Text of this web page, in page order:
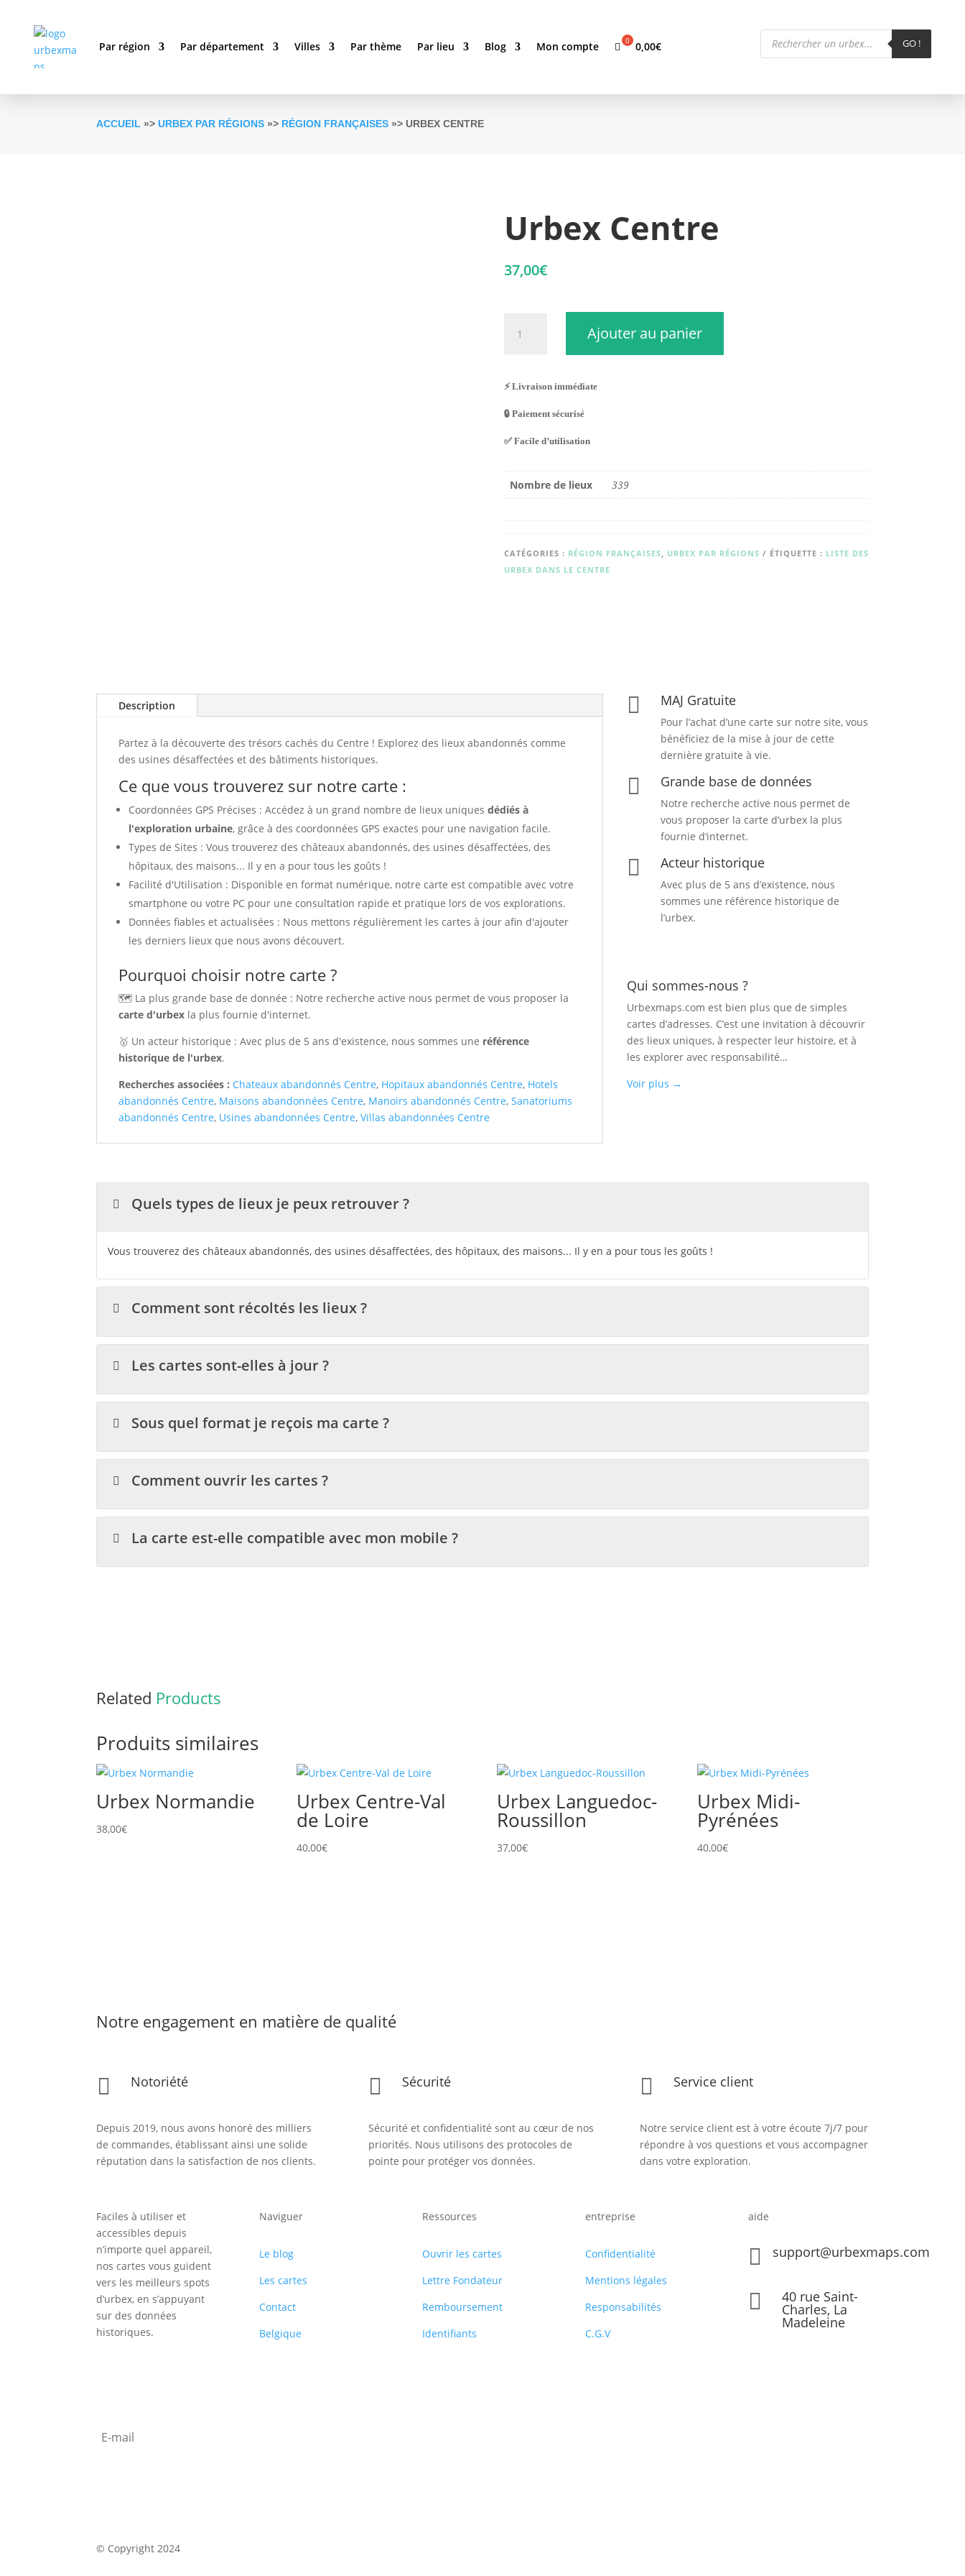
Par région Par département Villes Par thème Par lieu Blog Mon compte 0,00€
Recherche
de
produits
GO !
ACCUEIL »>URBEX PAR RÉGIONS »> RÉGION FRANÇAISES »> URBEX CENTRE
Urbex Centre
37,00€
Ajouter au panier
⚡ Livraison immédiate
🔒 Paiement sécurisé
✅ Facile d’utilisation
Nombre de lieux 339
CATÉGORIES : RÉGION FRANÇAISES URBEX PAR RÉGIONS ÉTIQUETTE : LISTE DES
URBEX DANS LE CENTRE
Description
Partez à la découverte des trésors cachés du Centre ! Explorez des lieux abandonnés comme
des usines désaffectées et des bâtiments historiques.
Ce que vous trouverez sur notre carte :
Coordonnées GPS Précises : Accédez à un grand nombre de lieux uniquesdédiés à
l'exploration urbaine, grâce à des coordonnées GPS exactes pour une navigation facile.
Types de Sites : Vous trouverez des châteaux abandonnés, des usines désaffectées, des
hôpitaux, des maisons... Il y en a pour tous les goûts !
Facilité d'Utilisation : Disponible en format numérique, notre carte est compatible avec votre
smartphone ou votre PC pour une consultation rapide et pratique lors de vos explorations.
Données fiables et actualisées : Nous mettons régulièrement les cartes à jour afin d'ajouter
les derniers lieux que nous avons découvert.
Pourquoi choisir notre carte ?
🗺️ La plus grande base de donnée : Notre recherche active nous permet de vous proposer la
carte d'urbex la plus fournie d'internet.
🥇 Un acteur historique : Avec plus de 5 ans d'existence, nous sommes une référence
historique de l'urbex.
Recherches associées : Chateaux abandonnés Centre, Hopitaux abandonnés Centre, Hotels
abandonnés Centre, Maisons abandonnées Centre, Manoirs abandonnés Centre,Sanatoriums
abandonnés Centre, Usines abandonnées Centre,Villas abandonnées Centre
 MAJ Gratuite
Pour l’achat d’une carte sur notre site, vous
bénéficiez de la mise à jour de cette
dernière gratuite à vie.
 Grande base de données
Notre recherche active nous permet de
vous proposer lacarte d’urbex la plus
fournie d’internet.
 Acteur historique
Avec plus de 5 ans d’existence, nous
sommes une référence historique de
l’urbex.
Qui sommes-nous ?
Urbexmaps.com est bien plus que de simples
cartes d’adresses. C’est une invitation à découvrir
des lieux uniques, à respecter leur histoire, et à
les explorer avec responsabilité…
Voir plus →
Quels types de lieux je peux retrouver ?
Vous trouverez des châteaux abandonnés, des usines désaffectées, des hôpitaux, des maisons... Il y en a pour tous les goûts !
Comment sont récoltés les lieux ?
Les cartes sont-elles à jour ?
Sous quel format je reçois ma carte ?
Comment ouvrir les cartes ?
La carte est-elle compatible avec mon mobile ?
Related Products
Produits similaires
Urbex Normandie
38,00€
Urbex Centre-Val
de Loire
40,00€
Urbex Languedoc-
Roussillon
37,00€
Urbex Midi-
Pyrénées
40,00€
Notre engagement en matière de qualité
 Notoriété
Depuis 2019, nous avons honoré des milliers
de commandes, établissant ainsi une solide
réputation dans la satisfaction de nos clients.
 Sécurité
Sécurité et confidentialité sont au cœur de nos
priorités. Nous utilisons des protocoles de
pointe pour protéger vos données.
 Service client
Notre service client est à votre écoute 7j/7 pour
répondre à vos questions et vous accompagner
dans votre exploration.
Faciles à utiliser et
accessibles depuis
n’importe quel appareil,
nos cartes vous guident
vers les meilleurs spots
d’urbex, en s’appuyant
sur des données
historiques.
Naviguer
Le blog
Les cartes
Contact
Belgique
Ressources
Ouvrir les cartes
Lettre Fondateur
Remboursement
Identifiants
entreprise
Confidentialité
Mentions légales
Responsabilités
C.G.V
aide
 support@urbexmaps.com
 40 rue Saint-
Charles, La
Madeleine
© Copyright 2024